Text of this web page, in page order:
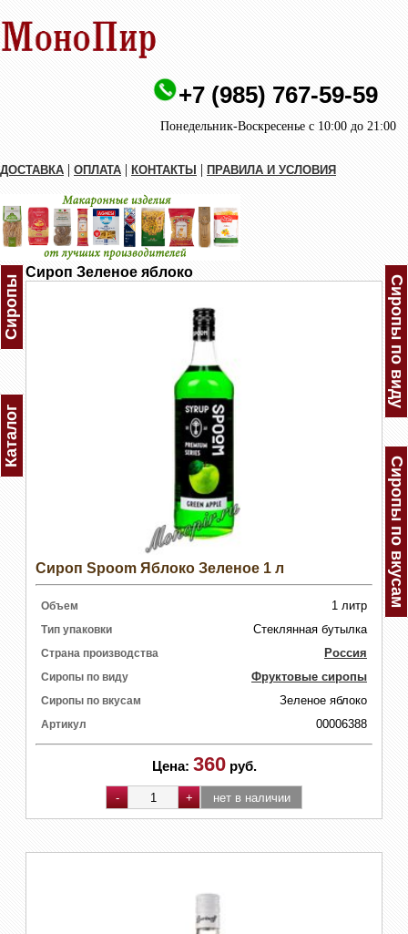
+7 (985) 767-59-59
Понедельник-Воскресенье с 10:00 до 21:00
ДОСТАВКА | ОПЛАТА | КОНТАКТЫ | ПРАВИЛА И УСЛОВИЯ
Сиропы
Каталог
Сироп Зеленое яблоко
Сироп Spoom Яблоко Зеленое 1 л
Объем 1 литр
Тип упаковки Стеклянная бутылка
Страна производства Россия
Сиропы по виду Фруктовые сиропы
Сиропы по вкусам Зеленое яблоко
Артикул 00006388
Цена: 360 руб.
Сиропы по виду
Сиропы по вкусам